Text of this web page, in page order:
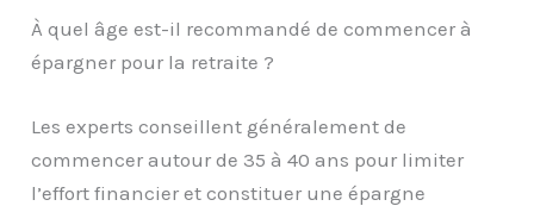
À quel âge est-il recommandé de commencer à
épargner pour la retraite ?
Les experts conseillent généralement de
commencer autour de 35 à 40 ans pour limiter
l’effort financier et constituer une épargne